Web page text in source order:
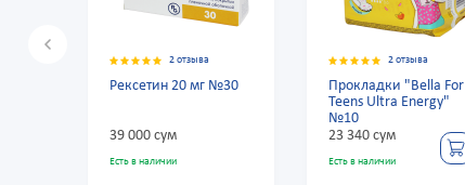
2 отзыва
Рексетин 20 мг №30
39 000 сум
Есть в наличии
2 отзыва
Прокладки "Bella For
Teens Ultra Energy"
№10
23 340 сум
Есть в наличии